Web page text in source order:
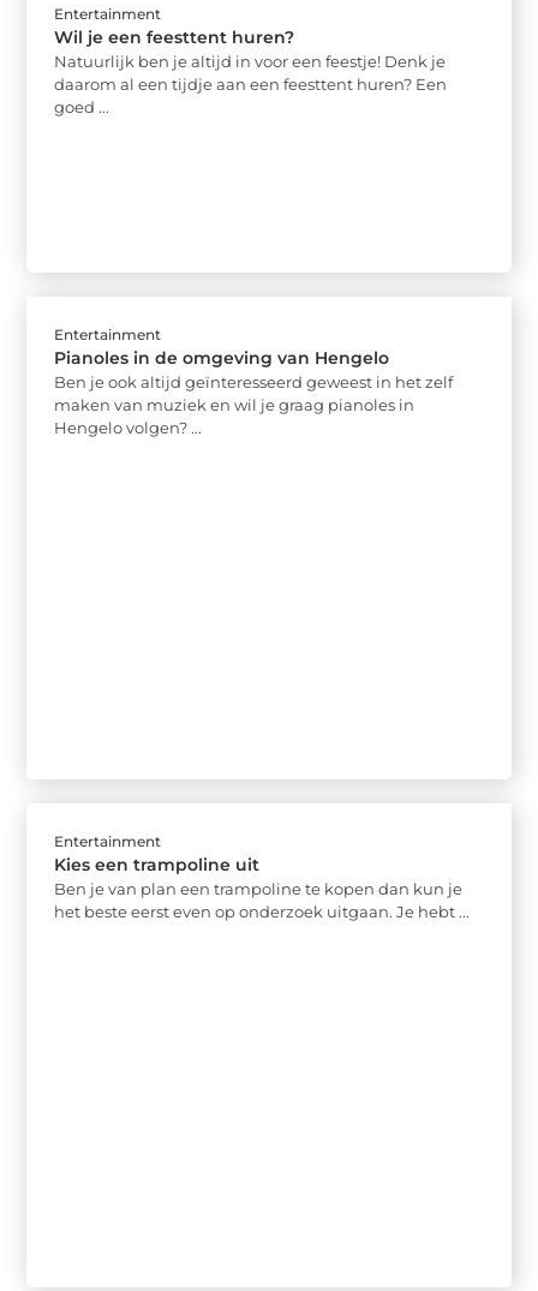
Entertainment
Wil je een feesttent huren?
Natuurlijk ben je altijd in voor een feestje! Denk je
daarom al een tijdje aan een feesttent huren? Een
goed ...
Entertainment
Pianoles in de omgeving van Hengelo
Ben je ook altijd geïnteresseerd geweest in het zelf
maken van muziek en wil je graag pianoles in
Hengelo volgen? ...
Entertainment
Kies een trampoline uit
Ben je van plan een trampoline te kopen dan kun je
het beste eerst even op onderzoek uitgaan. Je hebt ...